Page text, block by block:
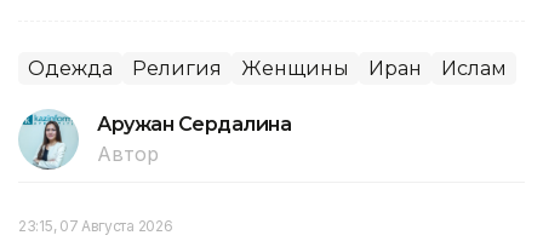
Одежда Религия Женщины Иран Ислам
Аружан Сердалина
Автор
23:15, 07 Августа 2026